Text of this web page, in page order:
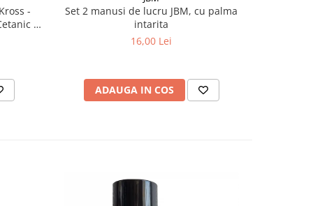
-
&
Set 2 manusi de lucru JBM, cu palma
intarita
16,00 Lei
ADAUGA IN COS